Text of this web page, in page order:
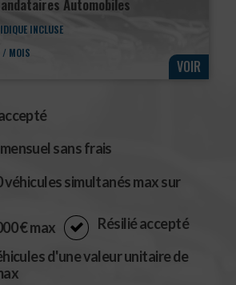
Automobiles
INCLUSE
MOIS
VOIR
sans frais
véhicules simultanés max sur
€ max
Résilié accepté
d'une valeur unitaire de